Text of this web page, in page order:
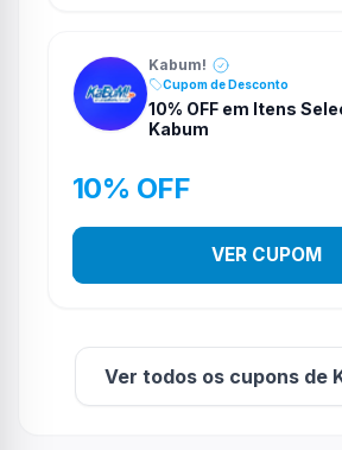
Kabum!
Cupom de Desconto
10% OFF em Itens
Kabum
10% OFF
VER CUPOM
Ver todos os cupons de